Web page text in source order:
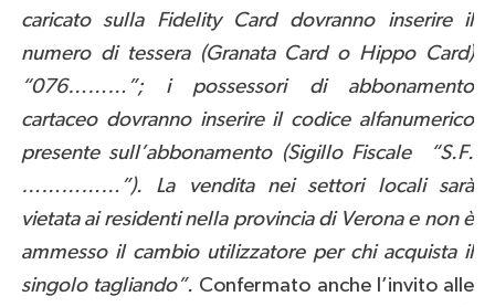
caricato sulla Fidelity Card dovranno inserire il
numero di tessera (Granata Card o Hippo Card)
“076………”; i possessori di abbonamento
cartaceo dovranno inserire il codice alfanumerico
presente sull’abbonamento (Sigillo Fiscale “S.F.
……………”). La vendita nei settori locali sarà
vietata ai residenti nella provincia di Verona e non è
ammesso il cambio utilizzatore per chi acquista il
singolo tagliando”. Confermato anche l’invito alle